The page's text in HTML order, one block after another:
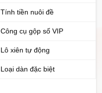
Tính tiền nuôi đề
Công cụ gộp số VIP
Lô xiên tự động
Loại dàn đặc biệt